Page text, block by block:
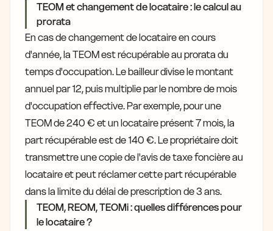
TEOM et changement de locataire : le calcul au
prorata
En cas de changement de locataire en cours
d'année, la TEOM est récupérable au prorata du
temps d'occupation. Le bailleur divise le montant
annuel par 12, puis multiplie par le nombre de mois
d'occupation effective. Par exemple, pour une
TEOM de 240 € et un locataire présent 7 mois, la
part récupérable est de 140 €. Le propriétaire doit
transmettre une copie de l'avis de taxe foncière au
locataire et peut réclamer cette part récupérable
dans la limite du délai de prescription de 3 ans.
TEOM, REOM, TEOMi : quelles différences pour
le locataire ?